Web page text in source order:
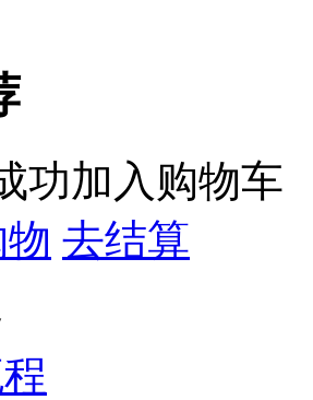
功加入购物车
去结算